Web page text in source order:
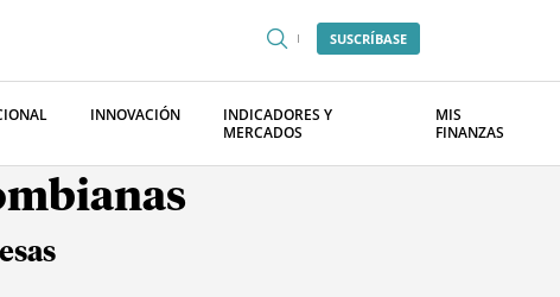
SUSCRÍBASE
INNOVACIÓN
INDICADORES Y
MERCADOS
MIS
FINANZAS